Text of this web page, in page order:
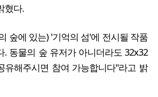
혔다.
숲에 있는) '기억의 섬'에 전시될 작품
. 동물의 숲 유저가 아니더라도 32x32
유해주시면 참여 가능합니다"라고 밝